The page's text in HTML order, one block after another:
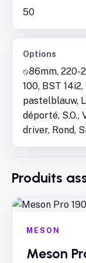
50
Options
⍉86mm, 220-
100, BST
pastelblauw,
déporté, S.O.,
driver, Rond,
Produits
MESON
Meson